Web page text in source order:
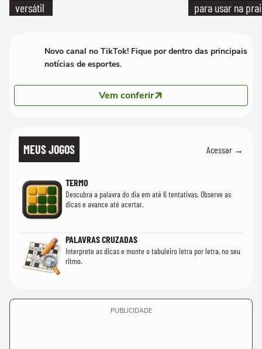
versátil
para usar na
Novo canal no TikTok! Fique por dentro das principais
notícias de esportes.
Vem conferir
MEUS JOGOS Acessar →
TERMO
Descubra a palavra do dia em até 6 tentativas. Observe as
dicas e avance até acertar.
PALAVRAS CRUZADAS
Interprete as dicas e monte o tabuleiro letra por letra, no seu
ritmo.
PUBLICIDADE